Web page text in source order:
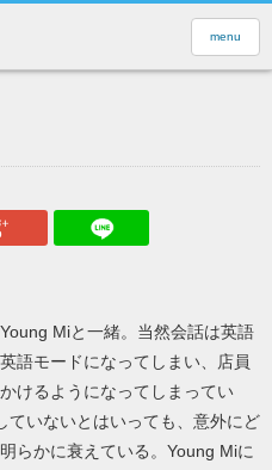
menu
てなブックマークGoogle Plus
Miと一緒。当然会話は英語
語モードになってしまい、店員
けるようになってしまってい
ていないとはいっても、意外にど
らかに衰えている。Young Miに